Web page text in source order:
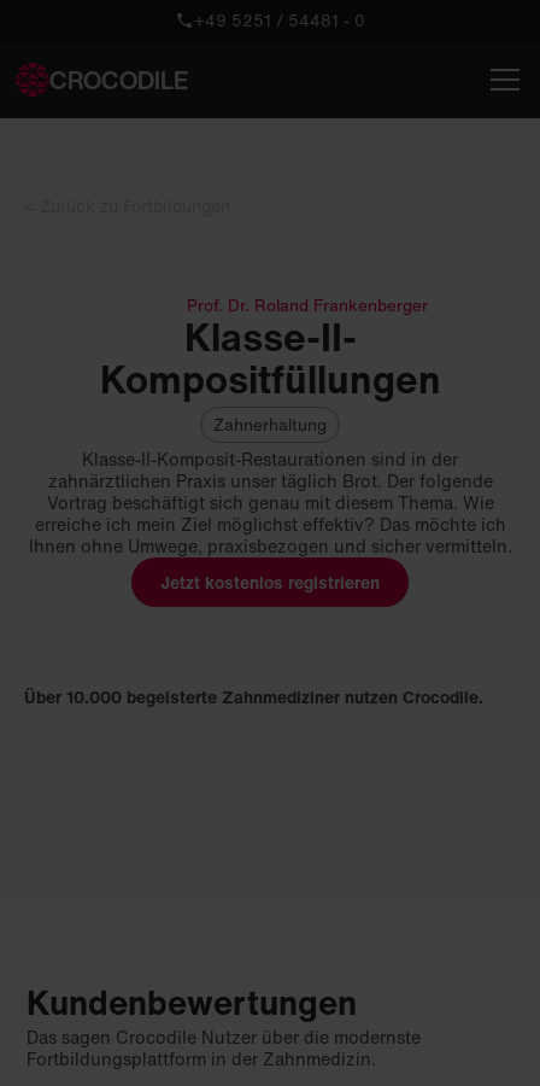
+49 5251 / 54481 - 0
CROCODILE
Prof. Dr. Roland Frankenberger
Klasse-II-
Kompositfüllungen
Zahnerhaltung
Klasse-II-Komposit-Restaurationen sind in der
zahnärztlichen Praxis unser täglich Brot. Der folgende
Vortrag beschäftigt sich genau mit diesem Thema. Wie
erreiche ich mein Ziel möglichst effektiv? Das möchte ich
Ihnen ohne Umwege, praxisbezogen und sicher vermitteln.
Jetzt kostenlos registrieren
Über 10.000 begeisterte Zahnmediziner nutzen Crocodile.
Kundenbewertungen
Das sagen Crocodile Nutzer über die modernste
Fortbildungsplattform in der Zahnmedizin.